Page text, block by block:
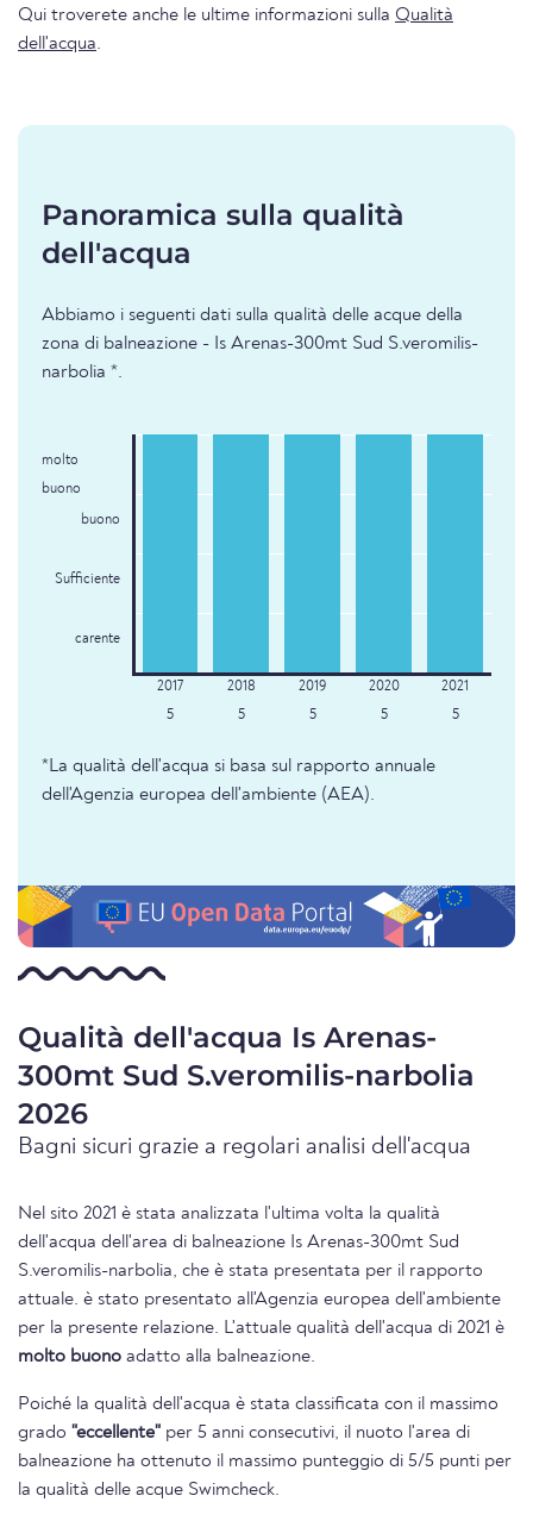
Qui troverete anche le ultime informazioni sulla Qualità
dell'acqua.
Panoramica sulla qualità
dell'acqua
Abbiamo i seguenti dati sulla qualità delle acque della
zona di balneazione - Is Arenas-300mt Sud S.veromilis-
narbolia *.
molto
buono
buono
Sufficiente
carente
5 5 5 5 5
*La qualità dell'acqua si basa sul rapporto annuale
dell'Agenzia europea dell'ambiente (AEA).
Qualità dell'acqua Is Arenas-
300mt Sud S.veromilis-narbolia
2026
Bagni sicuri grazie a regolari analisi dell'acqua
Nel sito 2021 è stata analizzata l'ultima volta la qualità
dell'acqua dell'area di balneazione Is Arenas-300mt Sud
S.veromilis-narbolia, che è stata presentata per il rapporto
attuale. è stato presentato all'Agenzia europea dell'ambiente
per la presente relazione. L'attuale qualità dell'acqua di 2021 è
molto buono adatto alla balneazione.
Poiché la qualità dell'acqua è stata classificata con il massimo
grado "eccellente" per 5 anni consecutivi, il nuoto l'area di
balneazione ha ottenuto il massimo punteggio di 5/5 punti per
la qualità delle acque Swimcheck.